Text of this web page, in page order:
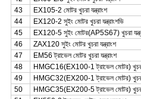
43
EX105-2 মোটর খুচরা যন্ত্রাংশ
44
EX120-2 সুইং মোটর খুচরা যন্ত্রাংশভি
45
EX120-5 সুইং মোটর(AP5S67) খুচরা
46
ZAX120 সুইং মোটর খুচরা যন্ত্রাংশ
47
EM56 ট্রাভেল মোটর খুচরা যন্ত্রাংশ
48
HMGC16(EX100-1 ট্রাভেল মোটর) খুচরা
49
HMGC32(EX200-1 ট্রাভেল মোটর) খুচরা
50
HMGC35(EX200-5 ট্রাভেল মোটর) খুচরা